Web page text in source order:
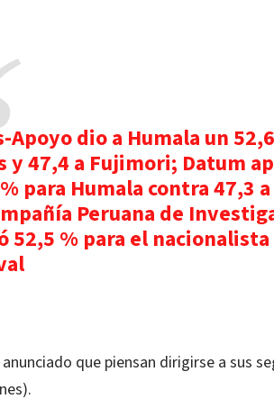
Apoyo dio a Humala un
y 47,4 a Fujimori; Datum
para Humala contra 47,3
Peruana de
52,5 % para el
que piensan dirigirse a sus